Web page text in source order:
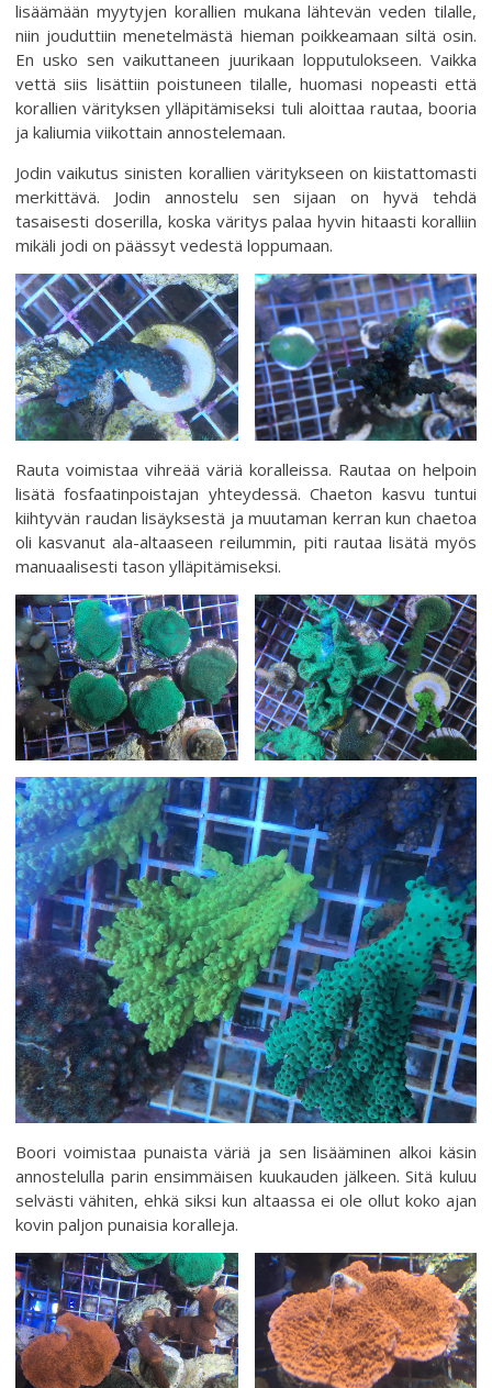
lisäämään myytyjen korallien mukana lähtevän veden tilalle,
niin jouduttiin menetelmästä hieman poikkeamaan siltä osin.
En usko sen vaikuttaneen juurikaan lopputulokseen. Vaikka
vettä siis lisättiin poistuneen tilalle, huomasi nopeasti että
korallien värityksen ylläpitämiseksi tuli aloittaa rautaa, booria
ja kaliumia viikottain annostelemaan.
Jodin vaikutus sinisten korallien väritykseen on kiistattomasti
merkittävä. Jodin annostelu sen sijaan on hyvä tehdä
tasaisesti doserilla, koska väritys palaa hyvin hitaasti koralliin
mikäli jodi on päässyt vedestä loppumaan.
Rauta voimistaa vihreää väriä koralleissa. Rautaa on helpoin
lisätä fosfaatinpoistajan yhteydessä. Chaeton kasvu tuntui
kiihtyvän raudan lisäyksestä ja muutaman kerran kun chaetoa
oli kasvanut ala-altaaseen reilummin, piti rautaa lisätä myös
manuaalisesti tason ylläpitämiseksi.
Boori voimistaa punaista väriä ja sen lisääminen alkoi käsin
annostelulla parin ensimmäisen kuukauden jälkeen. Sitä kuluu
selvästi vähiten, ehkä siksi kun altaassa ei ole ollut koko ajan
kovin paljon punaisia koralleja.